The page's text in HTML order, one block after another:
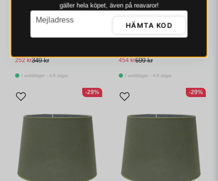
PR Home Sofia
20cm
349 kr
252 kr
I webblager - 4-8 dagar
PR HOME
PR Home Sofia
35cm
699 kr
454 kr
I webblager - 4-8 dagar
-29% -29%
gäller hela köpet, även på reavaror!
email
Mejladress
HÄMTA KOD